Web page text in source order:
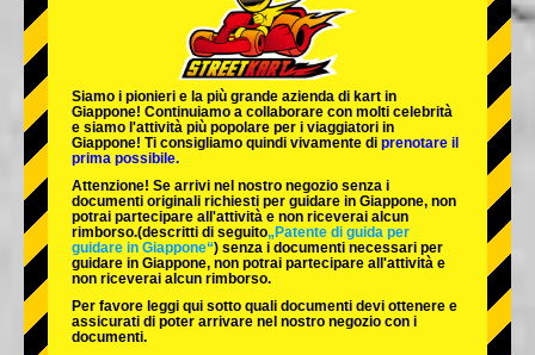
Tokyo Shinagawa Tokyo Akihabara#1
Tokyo Akihabara#2
Tokyo Shibuya Annex Tokyo Bay
Tokyo Asakusa Osaka
Okinawa
Siamo i pionieri e la più grande azienda di kart in
Giappone! Continuiamo a collaborare con molti celebrità
e siamo l'attività più popolare per i viaggiatori in
Giappone! Ti consigliamo quindi vivamente di prenotare il
prima possibile.
Attenzione! Se arrivi nel nostro negozio senza i
documenti originali richiesti per guidare in Giappone, non
potrai partecipare all'attività e non riceverai alcun
rimborso.(descritti di seguito„Patente di guida per
guidare in Giappone“) senza i documenti necessari per
guidare in Giappone, non potrai partecipare all'attività e
non riceverai alcun rimborso.
Per favore leggi qui sotto quali documenti devi ottenere e
assicurati di poter arrivare nel nostro negozio con i
documenti.